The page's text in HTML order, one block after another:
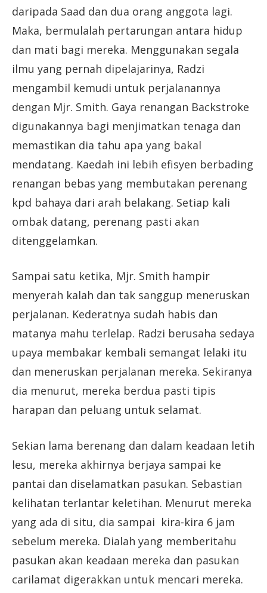
daripada Saad dan dua orang anggota lagi.
Maka, bermulalah pertarungan antara hidup
dan mati bagi mereka. Menggunakan segala
ilmu yang pernah dipelajarinya, Radzi
mengambil kemudi untuk perjalanannya
dengan Mjr. Smith. Gaya renangan Backstroke
digunakannya bagi menjimatkan tenaga dan
memastikan dia tahu apa yang bakal
mendatang. Kaedah ini lebih efisyen berbading
renangan bebas yang membutakan perenang
kpd bahaya dari arah belakang. Setiap kali
ombak datang, perenang pasti akan
ditenggelamkan.
Sampai satu ketika, Mjr. Smith hampir
menyerah kalah dan tak sanggup meneruskan
perjalanan. Kederatnya sudah habis dan
matanya mahu terlelap. Radzi berusaha sedaya
upaya membakar kembali semangat lelaki itu
dan meneruskan perjalanan mereka. Sekiranya
dia menurut, mereka berdua pasti tipis
harapan dan peluang untuk selamat.
Sekian lama berenang dan dalam keadaan letih
lesu, mereka akhirnya berjaya sampai ke
pantai dan diselamatkan pasukan. Sebastian
kelihatan terlantar keletihan. Menurut mereka
yang ada di situ, dia sampai kira-kira 6 jam
sebelum mereka. Dialah yang memberitahu
pasukan akan keadaan mereka dan pasukan
carilamat digerakkan untuk mencari mereka.